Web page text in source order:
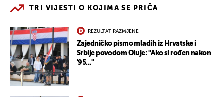
TRI VIJESTI O KOJIMA SE PRIČA
REZULTAT RAZMJENE
Zajedničko pismo mladih iz Hrvatske i
Srbije povodom Oluje: "Ako si rođen nakon
'95..."